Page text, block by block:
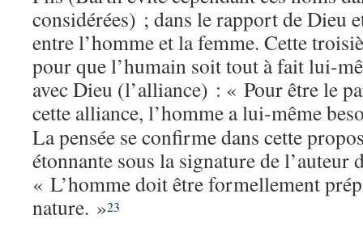
considérées) ; dans le rapport de Dieu
entre l’homme et la femme. Cette
pour que l’humain soit tout à fait lui-
avec Dieu (l’alliance) : « Pour être le
cette alliance, l’homme a lui-même
La pensée se confirme dans cette
étonnante sous la signature de l’auteur
« L’homme doit être formellement
nature. »23